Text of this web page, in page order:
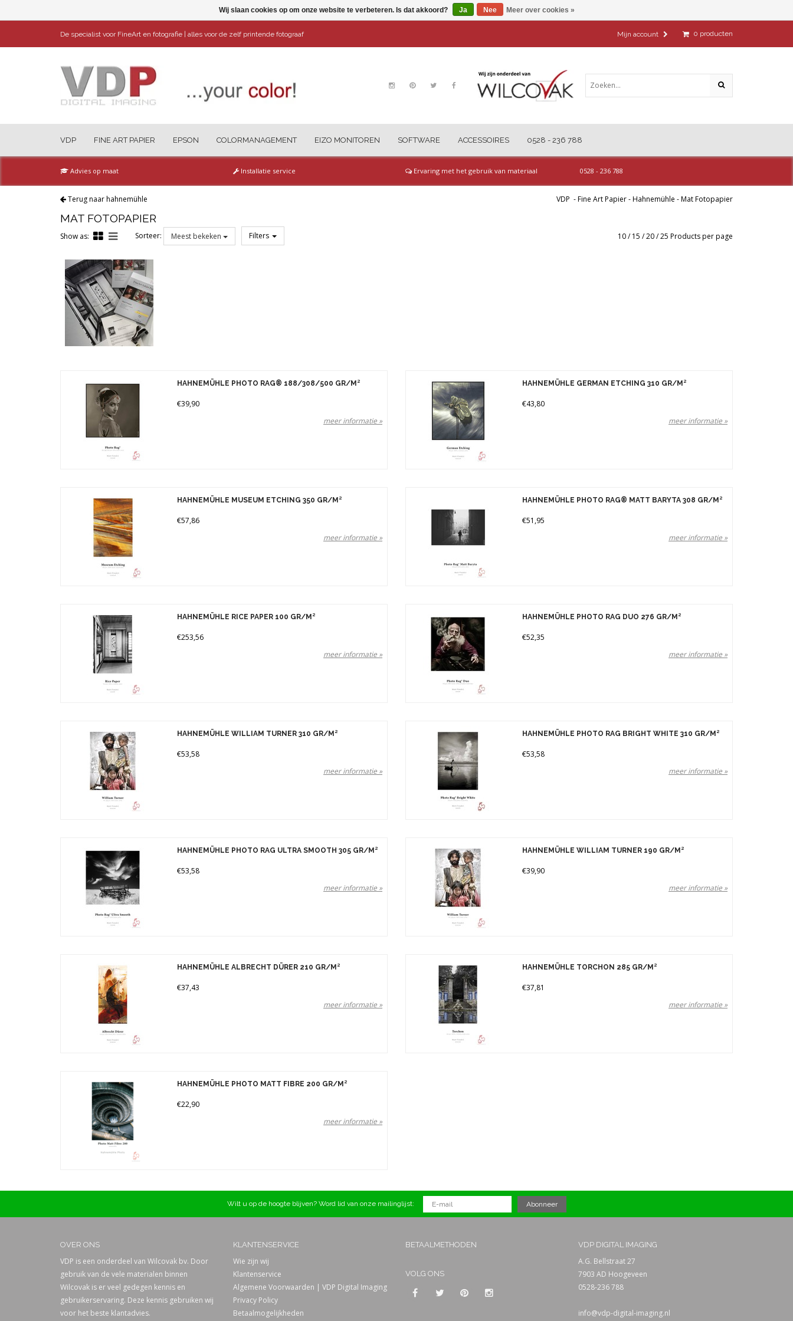
De specialist voor FineArt en fotografie | alles voor de zelf printende fotograaf 0 producten
Mijn account
VDP FINE ART PAPIER EPSON COLORMANAGEMENT EIZO MONITOREN SOFTWARE ACCESSOIRES 0528 - 236 788
Advies op maat Installatie service Ervaring met het gebruik van materiaal 0528 - 236 788
Terug naar hahnemühle VDP -Fine Art Papier-Hahnemühle -Mat Fotopapier
MAT FOTOPAPIER
10/15 /20/25 Products per page
Show as: Sorteer: Meest bekeken Filters
Reset all filters
Gewicht
190 gr (1)
210 gr (1)
310 gr (2)
HAHNEMÜHLE PHOTO RAG® 188/308/500 GR/M²
€39,90
meer informatie »
HAHNEMÜHLE GERMAN ETCHING 310 GR/M²
€43,80
meer informatie »
HAHNEMÜHLE MUSEUM ETCHING 350 GR/M²
€57,86
meer informatie »
HAHNEMÜHLE PHOTO RAG® MATT BARYTA 308 GR/M²
€51,95
meer informatie »
HAHNEMÜHLE RICE PAPER 100 GR/M²
€253,56
meer informatie »
HAHNEMÜHLE PHOTO RAG DUO 276 GR/M²
€52,35
meer informatie »
HAHNEMÜHLE WILLIAM TURNER 310 GR/M²
€53,58
meer informatie »
HAHNEMÜHLE PHOTO RAG BRIGHT WHITE 310 GR/M²
€53,58
meer informatie »
HAHNEMÜHLE PHOTO RAG ULTRA SMOOTH 305 GR/M²
€53,58
meer informatie »
HAHNEMÜHLE WILLIAM TURNER 190 GR/M²
€39,90
meer informatie »
HAHNEMÜHLE ALBRECHT DÜRER 210 GR/M²
€37,43
meer informatie »
HAHNEMÜHLE TORCHON 285 GR/M²
€37,81
meer informatie »
HAHNEMÜHLE PHOTO MATT FIBRE 200 GR/M²
€22,90
meer informatie »
Wilt u op de hoogte blijven? Word lid van onze mailinglijst:
OVER ONS
VDP is een onderdeel van Wilcovak bv. Door
gebruik van de vele materialen binnen
Wilcovak is er veel gedegen kennis en
gebruikerservaring. Deze kennis gebruiken wij
voor het beste klantadvies.
KLANTENSERVICE
Wie zijn wij
Klantenservice
Algemene Voorwaarden | VDP Digital Imaging
Privacy Policy
Betaalmogelijkheden
BETAALMETHODEN
VOLG ONS
VDP DIGITAL IMAGING
A.G. Bellstraat 27
7903 AD Hoogeveen
0528-236 788
info@vdp-digital-imaging.nl
Wij slaan cookies op om onze website te verbeteren. Is dat akkoord? Ja Nee Meer over cookies »